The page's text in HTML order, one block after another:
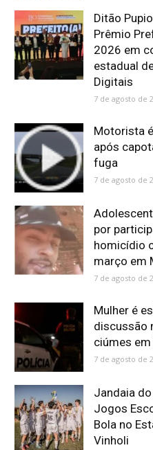
Ditão
Prêmio
2026 em
estadual
Digitais
7 de agosto de
Motorista
após
fuga
7 de agosto de
por
homicídio
março em
7 de agosto de
Mulher é
discussão
ciúmes
7 de agosto de
Jandaia
Jogos
Bola no
Vinholi